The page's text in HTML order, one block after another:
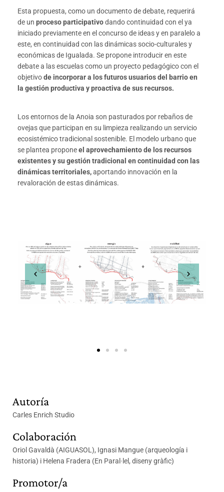
Esta propuesta, como un documento de debate, requerirá
de un proceso participativodando continuidad con el ya
iniciado previamente en el concurso de ideas y en paralelo a
este, en continuidad con las dinámicas socio-culturales y
económicas de Igualada. Se propone introducir en este
debate a las escuelas como un proyecto pedagógico con el
objetivode incorporar a los futuros usuarios del barrio en
la gestión productiva y proactiva de sus recursos.
Los entornos de la Anoia son pasturados por rebaños de
ovejas que participan en su limpieza realizando un servicio
ecosistémico tradicional sostenible. El modelo urbano que
se plantea proponeel aprovechamiento de los recursos
existentes y su gestión tradicional en continuidad con las
dinámicas territoriales,aportando innovación en la
revaloración de estas dinámicas.
Autoría
Carles Enrich Studio
Colaboración
Oriol Gavaldà (AIGUASOL), Ignasi Mangue (arqueología i
historia) i Helena Fradera (En Paral·lel, diseny gràfic)
Promotor/a